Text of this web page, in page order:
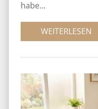
habe...
WEITERLESEN